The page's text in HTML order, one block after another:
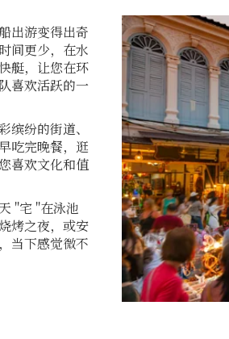
出游变得出奇
间更少，在水
艇，让您在环
喜欢活跃的一
纷的街道、
吃完晚餐，逛
喜欢文化和值
"宅 "在泳池
烤之夜，或安
当下感觉微不